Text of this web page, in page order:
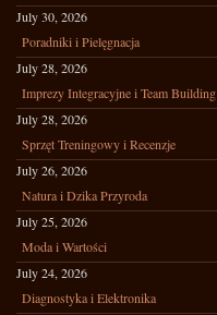
July 30, 2026
Poradniki i Pielęgnacja
July 28, 2026
Imprezy Integracyjne i Team Building
July 28, 2026
Sprzęt Treningowy i Recenzje
July 26, 2026
Natura i Dzika Przyroda
July 25, 2026
Moda i Wartości
July 24, 2026
Diagnostyka i Elektronika